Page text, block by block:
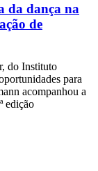
da dança na
de
do Instituto
para
acompanhou a
edição